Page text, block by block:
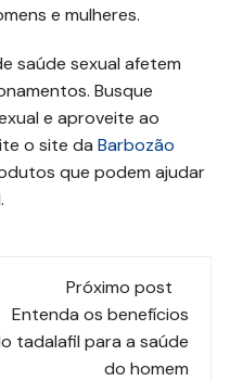
e mulheres.
saúde sexual afetem
Busque
e aproveite ao
o site daBarbozão
que podem ajudar
Próximo post
Entenda os benefícios
tadalafil para a saúde
do homem